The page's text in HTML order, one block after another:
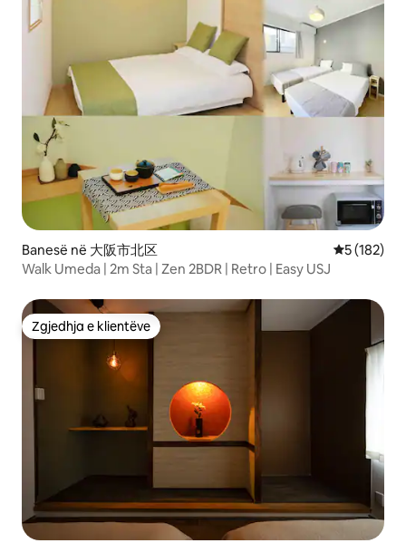
Banesë në 大阪市北区 Vlerësimi
5 (182)
Walk Umeda | 2m Sta | Zen 2BDR | Retro | Easy USJ
Zgjedhja e klientëve
Zgjedhja e klientëve